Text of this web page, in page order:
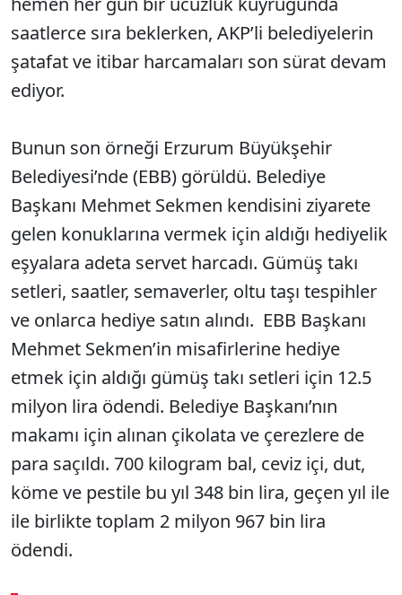
saatlerce sıra beklerken, AKP’li belediyelerin
şatafat ve itibar harcamaları son sürat devam
ediyor.
Bunun son örneği Erzurum Büyükşehir
Belediyesi’nde (EBB) görüldü. Belediye
Başkanı Mehmet Sekmen kendisini ziyarete
gelen konuklarına vermek için aldığı hediyelik
eşyalara adeta servet harcadı. Gümüş takı
setleri, saatler, semaverler, oltu taşı tespihler
ve onlarca hediye satın alındı. EBB Başkanı
Mehmet Sekmen’in misafirlerine hediye
etmek için aldığı gümüş takı setleri için 12.5
milyon lira ödendi. Belediye Başkanı’nın
makamı için alınan çikolata ve çerezlere de
para saçıldı. 700 kilogram bal, ceviz içi, dut,
köme ve pestile bu yıl 348 bin lira, geçen yıl ile
ile birlikte toplam 2 milyon 967 bin lira
ödendi.